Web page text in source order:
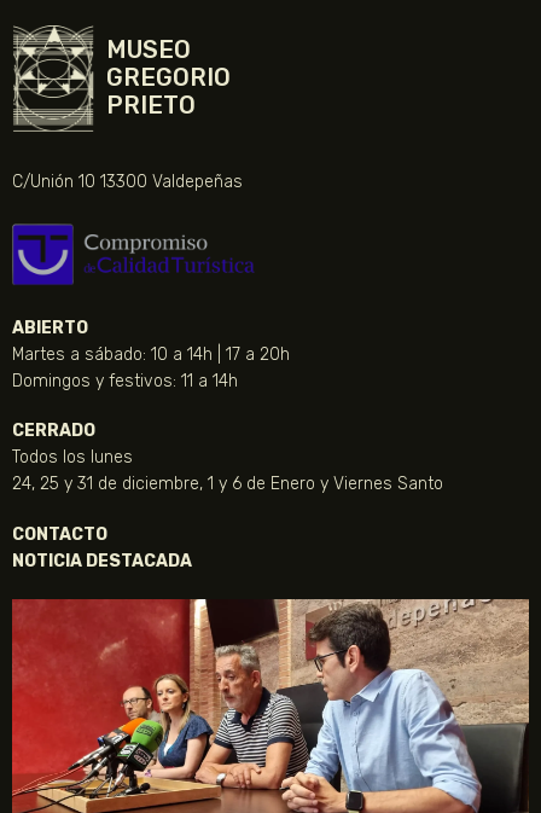
MUSEO
GREGORIO
PRIETO
C/Unión 10 13300 Valdepeñas
ABIERTO
Martes a sábado: 10 a 14h | 17 a 20h
Domingos y festivos: 11 a 14h
CERRADO
Todos los lunes
24, 25 y 31 de diciembre, 1 y 6 de Enero y Viernes Santo
CONTACTO
NOTICIA DESTACADA